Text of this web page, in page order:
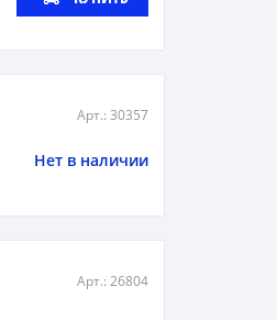
Арт.: 30357
Нет в наличии
Арт.: 26804